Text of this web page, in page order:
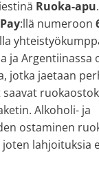
Ruoka-apu
:llä numeroon
ja Argentiinassa
jotka jaetaan
saavat
Alkoholi- ja
ostaminen
lahjoituksia